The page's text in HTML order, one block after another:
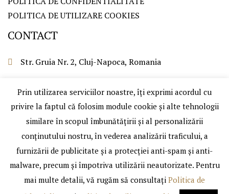
POLITICA DE UTILIZARE COOKIES
CONTACT
Str. Gruia Nr. 2, Cluj-Napoca, Romania
0741147797
office@hotelseven.ro
Copyright © HOTEL SEVEN |
TOATE DREPTURILE
Designed & Developed by
WEDEV IT
Prin utilizarea serviciilor noastre, îți exprimi acordul cu
privire la faptul că folosim module cookie și alte tehnologii
similare în scopul îmbunătățirii și al personalizării
conținutului nostru, în vederea analizării traficului, a
furnizării de publicitate și a protecției anti-spam și anti-
malware, precum și împotriva utilizării neautorizate. Pentru
mai multe detalii, vă rugăm să consultați Politica de